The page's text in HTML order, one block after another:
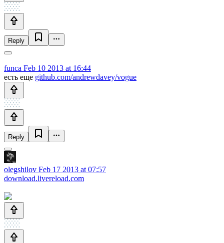
Reply
funca Feb 10 2013 at 16:44
есть еще github.com/andrewdavey/vogue
Reply
olegshilov Feb 17 2013 at 07:57
download.livereload.com